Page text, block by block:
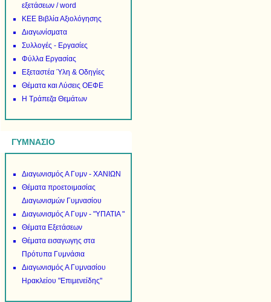
εξετάσεων / word
ΚΕΕ Βιβλία Αξιολόγησης
Διαγωνίσματα
Συλλογές - Εργασίες
Φύλλα Εργασίας
Εξεταστέα Ύλη & Οδηγίες
Θέματα και Λύσεις ΟΕΦΕ
Η Τράπεζα Θεμάτων
ΓΥΜΝΑΣΙΟ
Διαγωνισμός Α Γυμν - ΧΑΝΙΩΝ
Θέματα προετοιμασίας
Διαγωνισμών Γυμνασίου
Διαγωνισμός Α Γυμν - "ΥΠΑΤΙΑ "
Θέματα Εξετάσεων
Θέματα εισαγωγης στα
Πρότυπα Γυμνάσια
Διαγωνισμός Α Γυμνασίου
Ηρακλείου "Επιμενείδης"